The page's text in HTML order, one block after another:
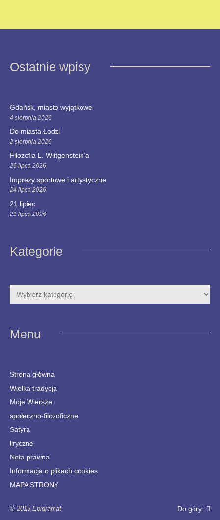
Ostatnie wpisy
Gdańsk, miasto wyjątkowe
4 sierpnia 2026
Do miasta Łodzi
2 sierpnia 2026
Filozofia L. Wittgenstein’a
26 lipca 2026
Imprezy sportowe i artystyczne
24 lipca 2026
21 lipiec
21 lipca 2026
Kategorie
Menu
Strona główna
Wielka tradycja
Moje Wiersze
społeczno-filozoficzne
Satyra
liryczne
Nota prawna
Informacja o plikach cookies
MAPA STRONY
© 2015 Epigramat Do góry